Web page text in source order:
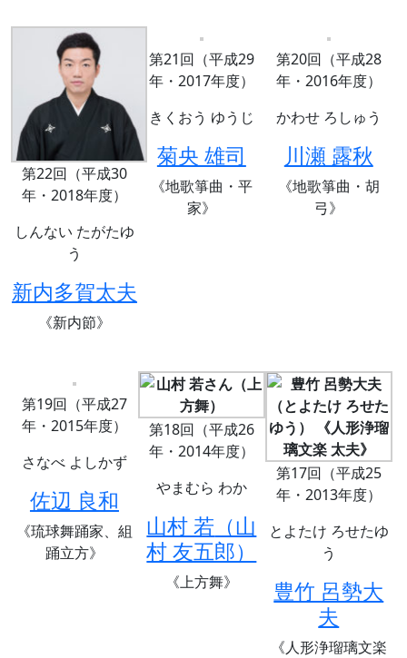
第22回（平成30
年・2018年度）
しんない たがたゆ
う
新内多賀太夫
《新内節》
第21回（平成29
年・2017年度）
きくおう ゆうじ
菊央 雄司
《地歌箏曲・平
家》
第20回（平成28
年・2016年度）
かわせ ろしゅう
川瀬 露秋
《地歌箏曲・胡
弓》
第19回（平成27
年・2015年度）
さなべ よしかず
佐辺 良和
《琉球舞踊家、組
踊立方》
第18回（平成26
年・2014年度）
やまむら わか
山村 若 （山
村 友五郎）
《上方舞》
第17回（平成25
年・2013年度）
とよたけ ろせたゆ
う
豊竹 呂勢大
夫
《人形浄瑠璃文楽